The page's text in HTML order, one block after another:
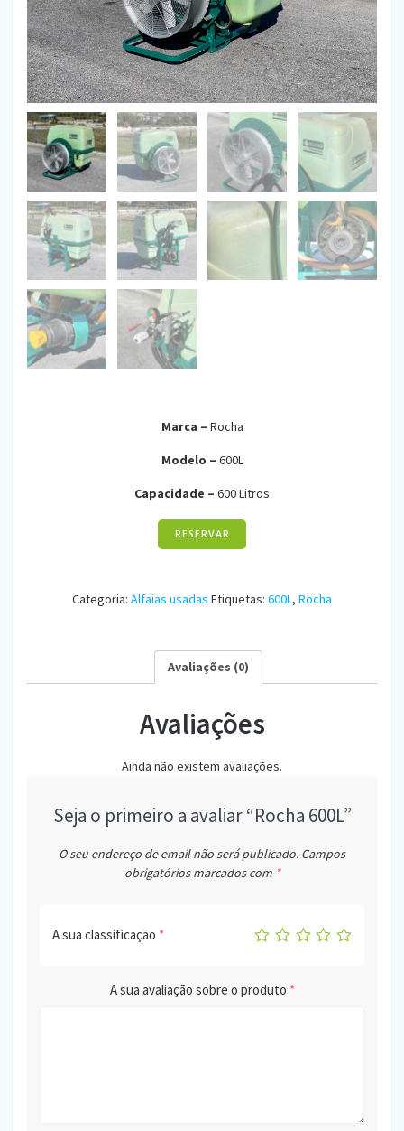
Marca – Rocha
Modelo – 600L
Capacidade – 600Litros
RESERVAR
Categoria: Alfaias usadas Etiquetas: 600L, Rocha
Avaliações (0)
Avaliações
Ainda não existem avaliações.
Seja o primeiro a avaliar “Rocha 600L”
O seu endereço de email não será publicado. Campos
obrigatórios marcados com *
A sua classificação *
A sua avaliação sobre o produto *